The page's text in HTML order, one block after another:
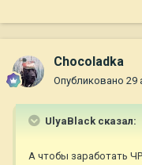
Chocoladka
Опубликовано 29
UlyaBlack сказал:
А чтобы заработать